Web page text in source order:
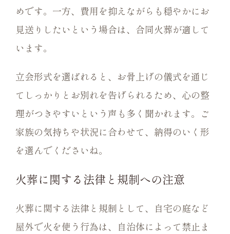
めです。一方、費用を抑えながらも穏やかにお
見送りしたいという場合は、合同火葬が適して
います。
立会形式を選ばれると、お骨上げの儀式を通じ
てしっかりとお別れを告げられるため、心の整
理がつきやすいという声も多く聞かれます。ご
家族の気持ちや状況に合わせて、納得のいく形
を選んでくださいね。
火葬に関する法律と規制への注意
火葬に関する法律と規制として、自宅の庭など
屋外で火を使う行為は、自治体によって禁止ま